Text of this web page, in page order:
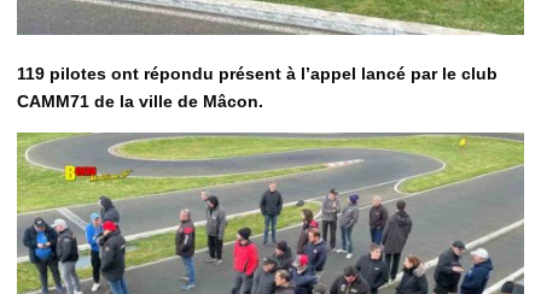
119 pilotes ont répondu présent à l’appel lancé par le club
CAMM71 de la ville de Mâcon.